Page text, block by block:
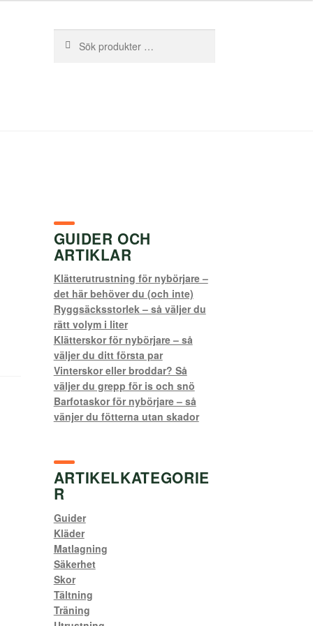
efter:
GUIDER OCH
ARTIKLAR
Klätterutrustning för nybörjare –
det här behöver du (och inte)
Ryggsäcksstorlek – så väljer du
rätt volym i liter
Klätterskor för nybörjare – så
väljer du ditt första par
Vinterskor eller broddar? Så
väljer du grepp för is och snö
Barfotaskor för nybörjare – så
vänjer du fötterna utan skador
ARTIKELKATEGORIE
R
Guider
Kläder
Matlagning
Säkerhet
Skor
Tältning
Träning